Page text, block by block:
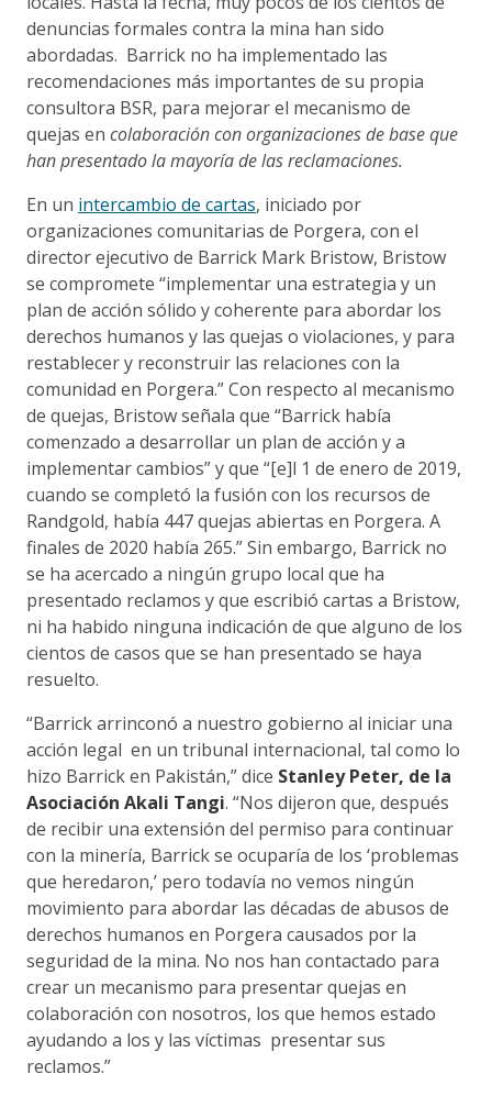
denuncias formales contra la mina han sido
abordadas. Barrick no ha implementado las
recomendaciones más importantes de su propia
consultora BSR, para mejorar el mecanismo de
quejas en colaboración con organizaciones de base que
han presentado la mayoría de las reclamaciones.
En un intercambio de cartas, iniciado por
organizaciones comunitarias de Porgera, con el
director ejecutivo de Barrick Mark Bristow, Bristow
se compromete “implementar una estrategia y un
plan de acción sólido y coherente para abordar los
derechos humanos y las quejas o violaciones, y para
restablecer y reconstruir las relaciones con la
comunidad en Porgera.” Con respecto al mecanismo
de quejas, Bristow señala que “Barrick había
comenzado a desarrollar un plan de acción y a
implementar cambios” y que “[e]l 1 de enero de 2019,
cuando se completó la fusión con los recursos de
Randgold, había 447 quejas abiertas en Porgera. A
finales de 2020 había 265.” Sin embargo, Barrick no
se ha acercado a ningún grupo local que ha
presentado reclamos y que escribió cartas a Bristow,
ni ha habido ninguna indicación de que alguno de los
cientos de casos que se han presentado se haya
resuelto.
“Barrick arrinconó a nuestro gobierno al iniciar una
acción legal en un tribunal internacional, tal como lo
hizo Barrick en Pakistán,” dice Stanley Peter, de la
Asociación Akali Tangi. “Nos dijeron que, después
de recibir una extensión del permiso para continuar
con la minería, Barrick se ocuparía de los ‘problemas
que heredaron,’ pero todavía no vemos ningún
movimiento para abordar las décadas de abusos de
derechos humanos en Porgera causados por la
seguridad de la mina. No nos han contactado para
crear un mecanismo para presentar quejas en
colaboración con nosotros, los que hemos estado
ayudando a los y las víctimas presentar sus
reclamos.”